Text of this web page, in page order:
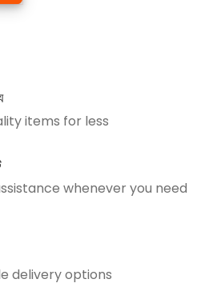
items for less
whenever you need
delivery options